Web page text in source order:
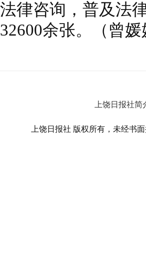
法律咨询，普及法
32600余张。（曾
上饶日报社简
上饶日报社 版权所有，未经书